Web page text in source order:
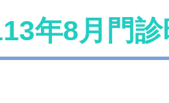
年8月門